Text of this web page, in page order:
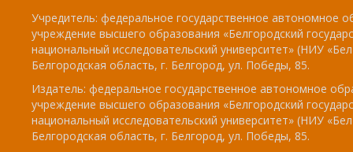
Учредитель: федеральное государственное автономное
учреждение высшего образования «Белгородский
национальный исследовательский университет» (НИУ
Белгородская область, г. Белгород, ул. Победы, 85.
Издатель: федеральное государственное автономное
учреждение высшего образования «Белгородский
национальный исследовательский университет» (НИУ
Белгородская область, г. Белгород, ул. Победы, 85.